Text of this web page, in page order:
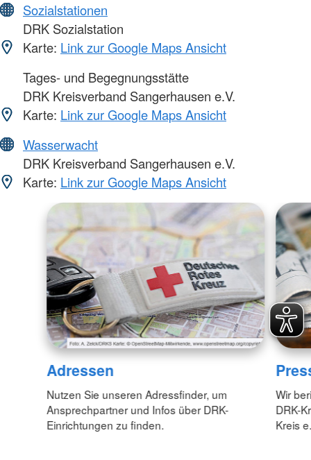
Sozialstationen
DRK Sozialstation
Karte: Link zur Google Maps Ansicht
Tages- und Begegnungsstätte
DRK Kreisverband Sangerhausen e.V.
Karte: Link zur Google Maps Ansicht
Wasserwacht
DRK Kreisverband Sangerhausen e.V.
Karte: Link zur Google Maps Ansicht
Adressen
Nutzen Sie unseren Adressfinder, um
Ansprechpartner und Infos über DRK-
Einrichtungen zu finden.
Wir
DRK-
Kreis